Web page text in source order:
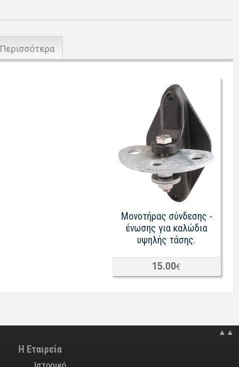
Περισσότερα
Μονοτήρας σύνδεσης -
ένωσης για καλώδια
υψηλής τάσης.
15.00€
▲▲
Η Εταιρεία
Ιστορικό